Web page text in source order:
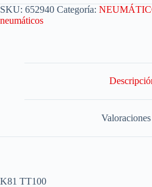
SKU: 652940 Categoría:
neumáticos
K81 TT100